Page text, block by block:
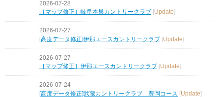
2026-07-28
［マップ修正］岐阜本巣カントリークラブ
Update
2026-07-27
[高度データ修正]伊那エースカントリークラブ [Update]
2026-07-27
［マップ修正］伊那エースカントリークラブ
Update
2026-07-24
[高度データ修正]武蔵カントリークラブ 豊岡コース [Update]